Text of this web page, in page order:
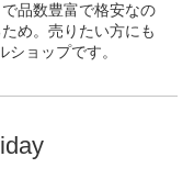
品数豊富で格安なの
め。売りたい方にも
ョップです。